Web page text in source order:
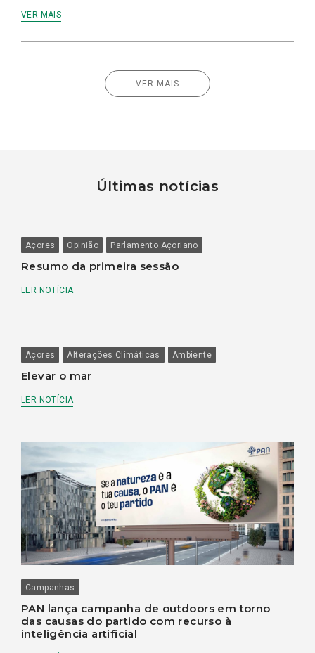
VER MAIS
VER MAIS
Últimas notícias
Açores Opinião Parlamento Açoriano
Resumo da primeira sessão
LER NOTÍCIA
Açores Alterações Climáticas Ambiente
Elevar o mar
LER NOTÍCIA
Campanhas
PAN lança campanha de outdoors em torno
das causas do partido com recurso à
inteligência artificial